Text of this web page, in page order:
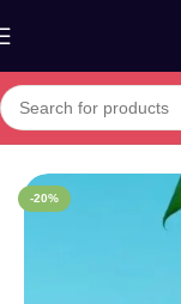
Home»Boutique»
-20%